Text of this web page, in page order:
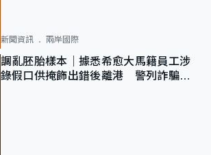
新聞資訊 兩岸國際
調亂胚胎樣本｜據悉希愈大馬籍員工涉
錄假口供掩飾出錯後離港 警列詐騙